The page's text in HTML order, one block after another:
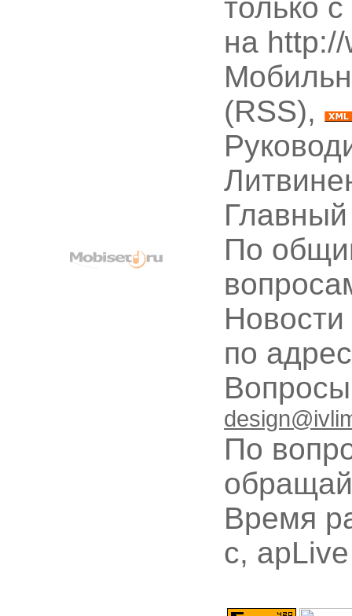
только
на
(RSS),
По
по
По
Время
с,